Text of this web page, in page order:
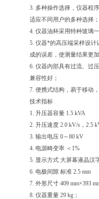
3. 多种操作选择，仪器程
适应不同用户的多种选择；
4. 仪器油杯采用特种玻璃
5. 仪器*的高压端采样设
成的误差，使测量结果更
6. 仪器内部具有过流、过
兼容性好；
7. 便携式结构，易于移动
技术指标
1. 升压器容量 1.5 kVA
2. 升压速度 2.0 kV/s，2.5
3. 输出电压 0～80 kV
4. 电源畸变率 ＜1%
5. 显示方式 大屏幕液晶汉
6. 电极间隙 标准 2.5 mm
7. 外形尺寸 409 mm×393
8. 仪器重量 29 kg；